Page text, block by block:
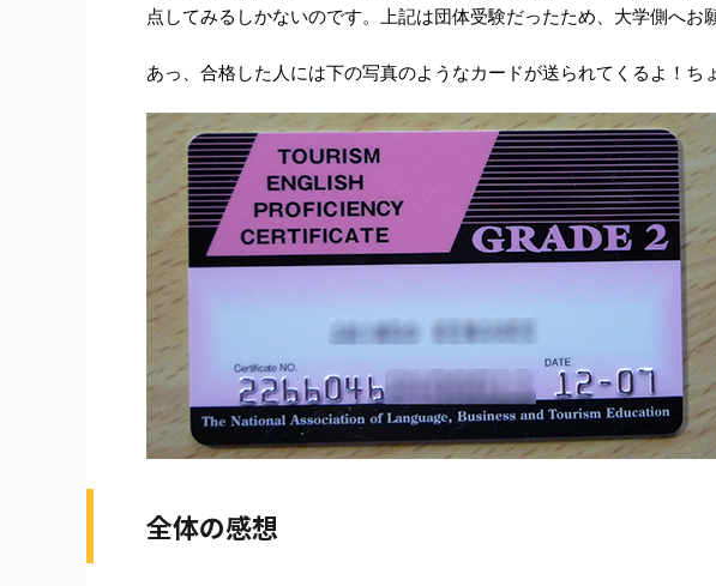
点してみるしかないのです。上記は団体受験だったため、大学側へお
あっ、合格した人には下の写真のようなカードが送られてくるよ！ち
全体の感想